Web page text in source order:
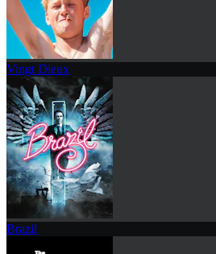
Vingt Dieux
Brazil